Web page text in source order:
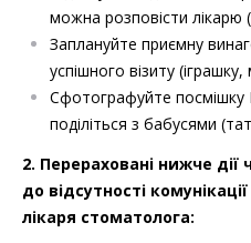
можна розповісти лікарю
Заплануйте приємну
успішного візиту
Сфотографуйте посмішку
поділіться з бабусями
2. Перераховані нижче
до відсутності
лікаря стоматолога: